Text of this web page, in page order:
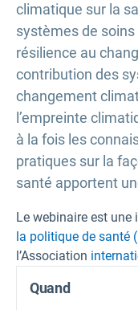
climatique sur la
systèmes de
résilience au
contribution des
changement
l’empreinte
à la fois les
pratiques sur la
santé apportent
Le webinaire est une
la politique de santé
l’Association
Quand